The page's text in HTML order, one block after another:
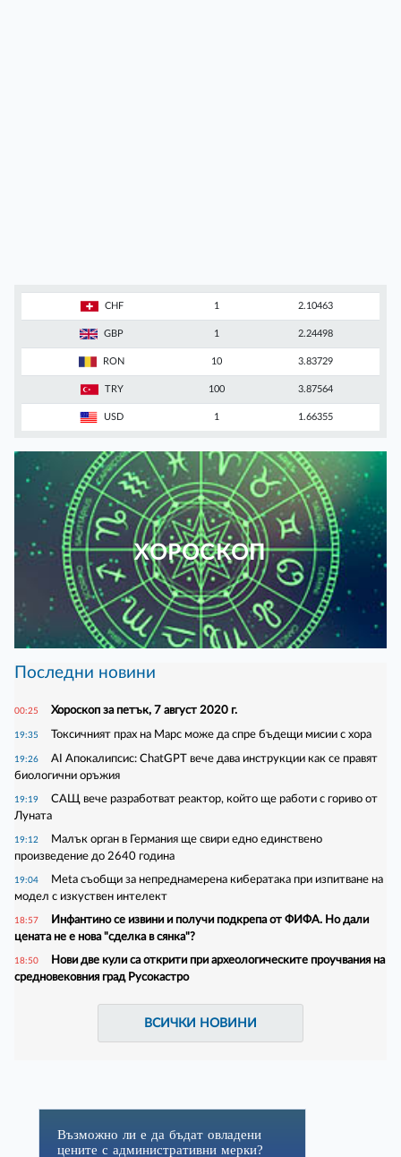
CHF 1 2.10463
GBP 1 2.24498
RON 10 3.83729
TRY 100 3.87564
USD 1 1.66355
ХОРОСКОП
Последни новини
00:25 Хороскоп за петък, 7 август 2020 г.
19:35 Токсичният прах на Марс може да спре бъдещи мисии с хора
19:26
AI Апокалипсис: ChatGPT вече дава инструкции как се правят
биологични оръжия
19:19
САЩ вече разработват реактор, който ще работи с гориво от
Луната
19:12
Малък орган в Германия ще свири едно единствено
произведение до 2640 година
19:04
Meta съобщи за непреднамерена кибератака при изпитване на
модел с изкуствен интелект
18:57
Инфантино се извини и получи подкрепа от ФИФА. Но дали
цената не е нова "сделка в сянка"?
18:50
Нови две кули са открити при археологическите проучвания на
средновековния град Русокастро
ВСИЧКИ НОВИНИ